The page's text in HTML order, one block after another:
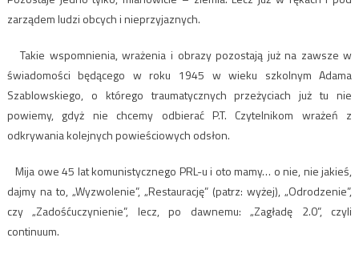
zarządem ludzi obcych i nieprzyjaznych.
Takie wspomnienia, wrażenia i obrazy pozostają już na zawsze w
świadomości będącego w roku 1945 w wieku szkolnym Adama
Szablowskiego, o którego traumatycznych przeżyciach już tu nie
powiemy, gdyż nie chcemy odbierać P.T. Czytelnikom wrażeń z
odkrywania kolejnych powieściowych odsłon.
Mija owe 45 lat komunistycznego PRL-u i oto mamy… o nie, nie jakieś,
dajmy na to, „Wyzwolenie”, „Restaurację” (patrz: wyżej), „Odrodzenie”,
czy „Zadośćuczynienie”, lecz, po dawnemu: „Zagładę 2.0”, czyli
continuum.